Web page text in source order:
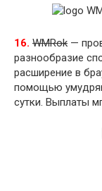
16. WMRok —
разнообразие
расширение в
помощью
сутки. Выплаты